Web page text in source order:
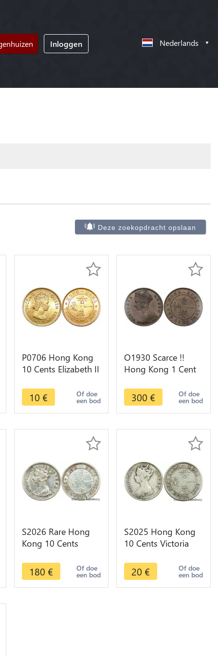
Inloggen Nederlands
Deze zoekopdracht opslaan
P0706 Hong Kong
10 Cents Elizabeth II
offer
10 € Of doe
een bod
O1930 Scarce !!
Hong Kong 1 Cent
UNC !! -> M offer
300 € Of doe
een bod
S2026 Rare Hong
Kong 10 Cents
Argent Silver AU!
UNC
180 € Of doe
een bod
S2025 Hong Kong
10 Cents Victoria
Offre
20 € Of doe
een bod